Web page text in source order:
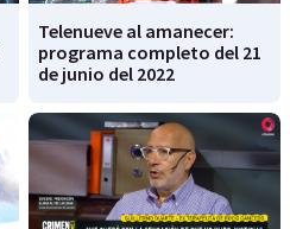
Telenueve al amanecer:
programa completo del 21
de junio del 2022